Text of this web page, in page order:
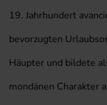
19. Jahrhundert
bevorzugten
Häupter und bildete
mondänen Charakter